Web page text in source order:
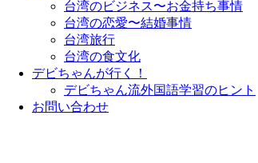
台湾のビジネス〜お金持ち事情
台湾の恋愛〜結婚事情
台湾旅行
台湾の食文化
デビちゃんが行く！
デビちゃん流外国語学習のヒント
お問い合わせ